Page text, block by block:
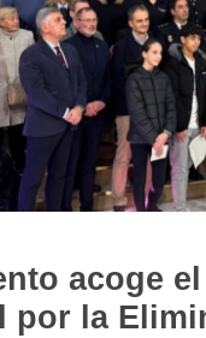
acoge
por la